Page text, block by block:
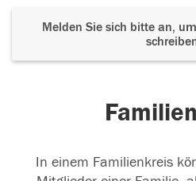
Melden Sie sich bitte an,
In einem Familienkreis